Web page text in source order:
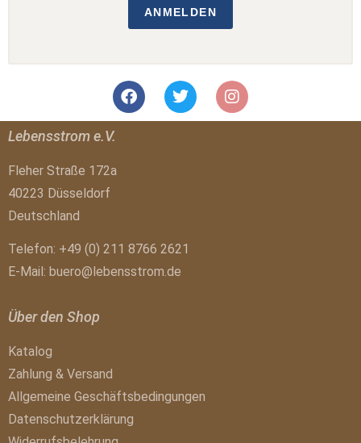
ANMELDEN
Lebensstrom e.V.
Fleher Straße 172a
40223 Düsseldorf
Deutschland
Telefon: +49 (0) 211 8766 2621
E-Mail: buero@lebensstrom.de
Über den Shop
Katalog
Zahlung & Versand
Allgemeine Geschäftsbedingungen
Datenschutzerklärung